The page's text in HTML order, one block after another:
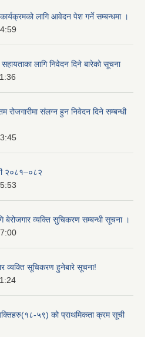
लागि आवेदन पेश गर्ने सम्बन्धमा ।
लागि निवेदन दिने बारेको सूचना
संलग्न हुन निवेदन दिने सम्बन्धी
२०८१–०८२
व्यक्ति सुचिकरण सम्बन्धी सूचना ।
व्यक्ति सूचिकरण हुनेबारे सूचना!
५९) को प्राथमिकता क्रम सूची